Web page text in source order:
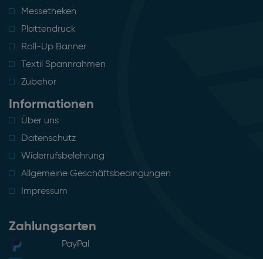
Messetheken
Plattendruck
Roll-Up Banner
Textil Spannrahmen
Zubehör
Informationen
Über uns
Datenschutz
Widerrufsbelehrung
Allgemeine Geschäftsbedingungen
Impressum
Zahlungsarten
PayPal